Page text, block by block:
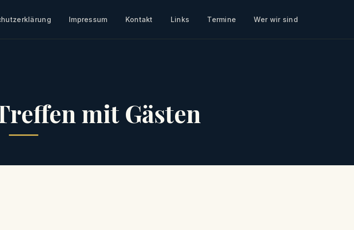
Impressum Kontakt Links Termine Wer wir sind
mit Gästen